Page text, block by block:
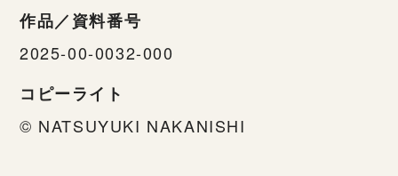
作品／資料番号
2025-00-0032-000
コピーライト
© NATSUYUKI NAKANISHI